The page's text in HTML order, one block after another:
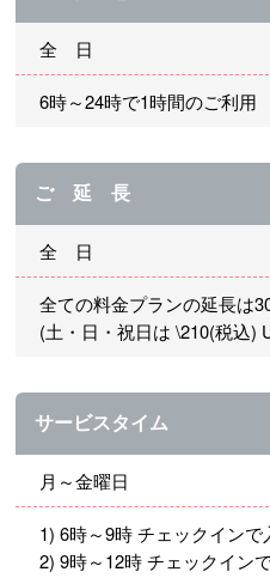
全 日
6時～24時で1時間のご利用
ご 延 長
全 日
全ての料金プランの延長は
(土・日・祝日は \210(税込)
サービスタイム
月～金曜日
1) 6時～9時 チェックイン
2) 9時～12時 チェックイン